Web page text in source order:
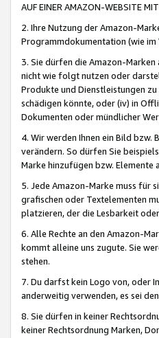
AUF EINER AMAZON-WEBSITE
2. Ihre Nutzung der Amazon-
Programmdokumentation (wie im
3. Sie dürfen die Amazon-
nicht wie folgt nutzen oder
Produkte und Dienstleistungen
schädigen könnte, oder (iv) in
Dokumenten oder mündlicher
4. Wir werden Ihnen ein Bild
verändern. So dürfen Sie
Marke hinzufügen bzw. Elemente
5. Jede Amazon-Marke muss für
grafischen oder Textelementen
platzieren, der die Lesbarkeit
6. Alle Rechte an den Amazon-
kommt alleine uns zugute. Sie
stehen.
7. Du darfst kein Logo von, oder
anderweitig verwenden, es sei
8. Sie dürfen in keiner
keiner Rechtsordnung Marken,